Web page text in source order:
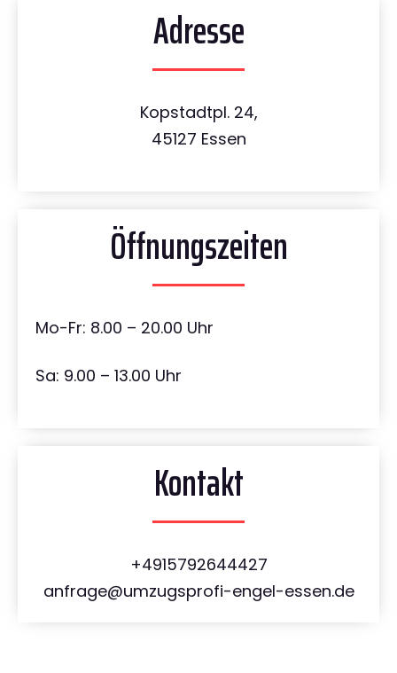
Adresse
Kopstadtpl. 24,
45127 Essen
Öffnungszeiten
Mo-Fr: 8.00 – 20.00 Uhr
Sa: 9.00 – 13.00 Uhr
Kontakt
+4915792644427
anfrage@umzugsprofi-engel-essen.de